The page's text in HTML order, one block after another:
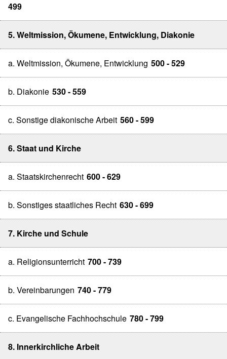
499
5. Weltmission, Ökumene, Entwicklung, Diakonie
a. Weltmission, Ökumene, Entwicklung 500 - 529
b. Diakonie 530 - 559
c. Sonstige diakonische Arbeit 560 - 599
6. Staat und Kirche
a. Staatskirchenrecht 600 - 629
b. Sonstiges staatliches Recht 630 - 699
7. Kirche und Schule
a. Religionsunterricht 700 - 739
b. Vereinbarungen 740 - 779
c. Evangelische Fachhochschule 780 - 799
8. Innerkirchliche Arbeit